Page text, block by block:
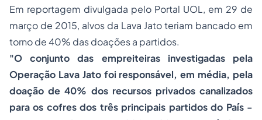
Em reportagem divulgada pelo Portal UOL, em 29 de
março de 2015, alvos da Lava Jato teriam bancado em
torno de 40% das doações a partidos.
"O conjunto das empreiteiras investigadas pela
Operação Lava Jato foi responsável, em média, pela
doação de 40% dos recursos privados canalizados
para os cofres dos três principais partidos do País -